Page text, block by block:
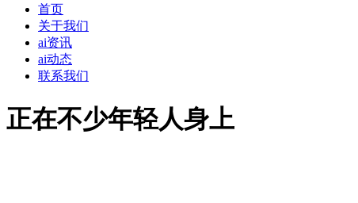
首页
关于我们
ai资讯
ai动态
联系我们
正在不少年轻人身上